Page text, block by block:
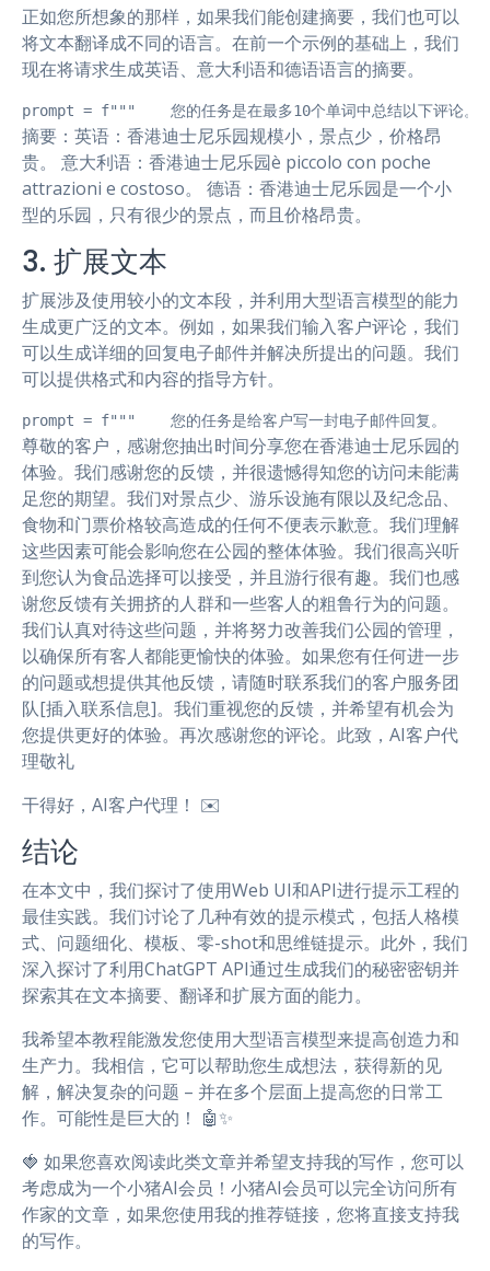
正如您所想象的那样，如果我们能创建摘要，我们也可以
将文本翻译成不同的语言。在前一个示例的基础上，我们
现在将请求生成英语、意大利语和德语语言的摘要。
prompt = f"""    您的任务是在最多10个单词中总结以下评
摘要：英语：香港迪士尼乐园规模小，景点少，价格昂
贵。 意大利语：香港迪士尼乐园è piccolo con poche
attrazioni e costoso。 德语：香港迪士尼乐园是一个小
型的乐园，只有很少的景点，而且价格昂贵。
3. 扩展文本
扩展涉及使用较小的文本段，并利用大型语言模型的能力
生成更广泛的文本。例如，如果我们输入客户评论，我们
可以生成详细的回复电子邮件并解决所提出的问题。我们
可以提供格式和内容的指导方针。
prompt = f"""    您的任务是给客户写一封电子邮件回复。
尊敬的客户，感谢您抽出时间分享您在香港迪士尼乐园的
体验。我们感谢您的反馈，并很遗憾得知您的访问未能满
足您的期望。我们对景点少、游乐设施有限以及纪念品、
食物和门票价格较高造成的任何不便表示歉意。我们理解
这些因素可能会影响您在公园的整体体验。我们很高兴听
到您认为食品选择可以接受，并且游行很有趣。我们也感
谢您反馈有关拥挤的人群和一些客人的粗鲁行为的问题。
我们认真对待这些问题，并将努力改善我们公园的管理，
以确保所有客人都能更愉快的体验。如果您有任何进一步
的问题或想提供其他反馈，请随时联系我们的客户服务团
队[插入联系信息]。我们重视您的反馈，并希望有机会为
您提供更好的体验。再次感谢您的评论。此致，AI客户代
理敬礼
干得好，AI客户代理！ ✉️
结论
在本文中，我们探讨了使用Web UI和API进行提示工程的
最佳实践。我们讨论了几种有效的提示模式，包括人格模
式、问题细化、模板、零-shot和思维链提示。此外，我们
深入探讨了利用ChatGPT API通过生成我们的秘密密钥并
探索其在文本摘要、翻译和扩展方面的能力。
我希望本教程能激发您使用大型语言模型来提高创造力和
生产力。我相信，它可以帮助您生成想法，获得新的见
解，解决复杂的问题 – 并在多个层面上提高您的日常工
作。可能性是巨大的！ 🤖✨
🍓 如果您喜欢阅读此类文章并希望支持我的写作，您可以
考虑成为一个小猪AI会员！小猪AI会员可以完全访问所有
作家的文章，如果您使用我的推荐链接，您将直接支持我
的写作。